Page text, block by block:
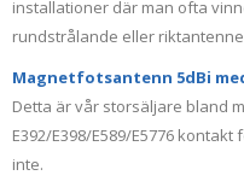
installationer där man ofta
rundstrålande eller
Magnetfotsantenn 5dBi
Detta är vår storsäljare bland
E392/E398/E589/E5776
inte.